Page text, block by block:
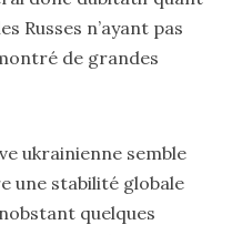
Russes n’ayant pas
de grandes
ukrainienne semble
une stabilité globale
quelques